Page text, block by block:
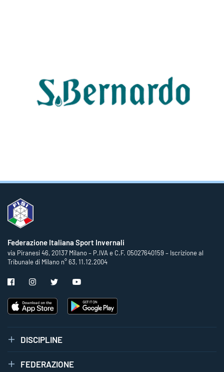
Federazione Italiana Sport Invernali
via Piranesi 46, 20137 Milano – P.IVA e C.F. 05027640159 – Iscrizione al
Tribunale di Milano n° 63, 11.12.2004
DISCIPLINE
FEDERAZIONE